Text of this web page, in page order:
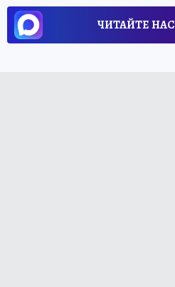
ЧИТАЙТЕ